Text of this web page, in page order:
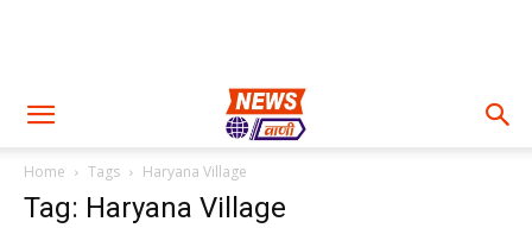
Home Tags Haryana Village
Tag: Haryana Village